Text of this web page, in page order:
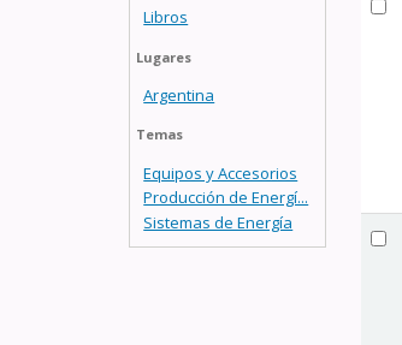
Libros
Lugares
Argentina
Temas
Equipos y Accesorios
Producción de Energí...
Sistemas de Energía